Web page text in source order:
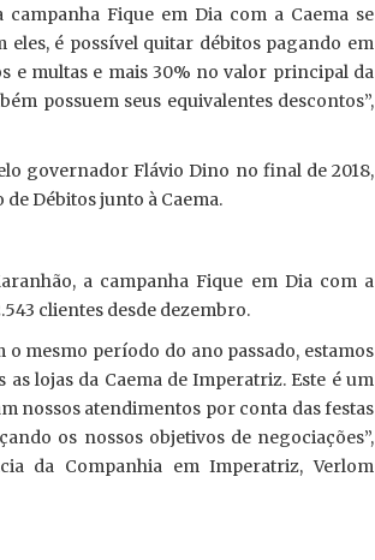
Fique em Dia com a Caema se
é possível quitar débitos pagando em
e multas e mais 30% no valor principal da
possuem seus equivalentes descontos”,
governador Flávio Dino no final de 2018,
Débitos junto à Caema.
a campanha Fique em Dia com a
clientes desde dezembro.
mesmo período do ano passado, estamos
lojas da Caema de Imperatriz. Este é um
nossos atendimentos por conta das festas
os nossos objetivos de negociações”,
da Companhia em Imperatriz, Verlom